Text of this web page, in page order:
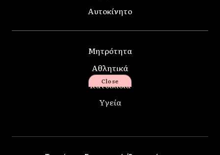
Αυτοκίνητο
Μητρότητα
Αθλητικά
Κατοικίδια
Υγεία
Close